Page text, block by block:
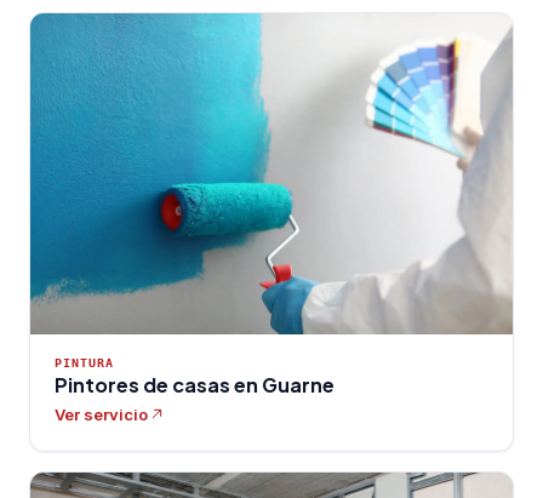
PINTURA
Pintores de casas en Guarne
Ver servicio